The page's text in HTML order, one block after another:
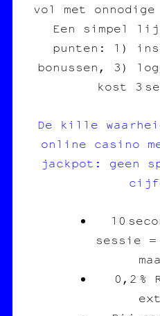
vol met onnodige
Een simpel
punten: 1)
bonussen, 3)
kost 3
De kille
online casino
jackpot: geen
10
sessie =
0,2 %